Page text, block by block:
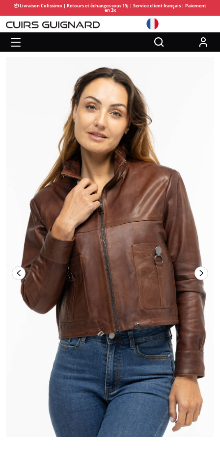
📦 Livraison Colissimo | Retours et échanges sous 15j | Service client français | Paiement
en 3x